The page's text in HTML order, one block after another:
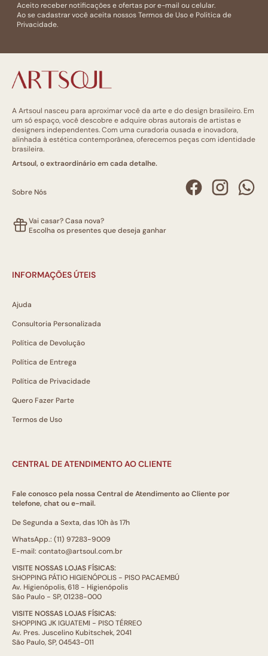
Aceito receber notificações e ofertas por e-mail ou celular.
Ao se cadastrar você aceita nossosTermos de Usoe Politica de
Privacidade.
A Artsoul nasceu para aproximar você da arte e do design brasileiro. Em
um só espaço, você descobre e adquire obras autorais de artistas e
designers independentes. Com uma curadoria ousada e inovadora,
alinhada à estética contemporânea, oferecemos peças com identidade
brasileira.
Artsoul, o extraordinário em cada detalhe.
Sobre Nós
Vai casar? Casa nova?
Escolha os presentes que deseja ganhar
INFORMAÇÕES ÚTEIS
Ajuda
Consultoria Personalizada
Política de Devolução
Política de Entrega
Política de Privacidade
Quero Fazer Parte
Termos de Uso
CENTRAL DE ATENDIMENTO AO CLIENTE
Fale conosco pela nossa Central de Atendimento ao Cliente por
telefone, chat ou e-mail.
De Segunda a Sexta, das 10h às 17h
WhatsApp.: (11) 97283-9009
E-mail: contato@artsoul.com.br
VISITE NOSSAS LOJAS FÍSICAS:
SHOPPING PÁTIO HIGIENÓPOLIS - PISO PACAEMBÚ
Av. Higienópolis, 618 - Higienópolis
São Paulo - SP, 01238-000
VISITE NOSSAS LOJAS FÍSICAS:
SHOPPING JK IGUATEMI - PISO TÉRREO
Av. Pres. Juscelino Kubitschek, 2041
São Paulo, SP, 04543-011